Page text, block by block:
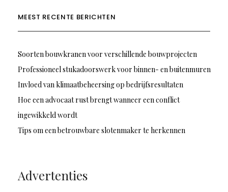
MEEST RECENTE BERICHTEN
Soorten bouwkranen voor verschillende bouwprojecten
Professioneel stukadoorswerk voor binnen- en buitenmuren
Invloed van klimaatbeheersing op bedrijfsresultaten
Hoe een advocaat rust brengt wanneer een conflict
ingewikkeld wordt
Tips om een betrouwbare slotenmaker te herkennen
Advertenties